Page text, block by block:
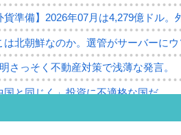
貨準備】2026年07月は4,279億ドル。
は北朝鮮なのか。選管がサーバーに
さっそく不動産対策で浅薄な発言。
国と同じく」投資に不適格な国だ。